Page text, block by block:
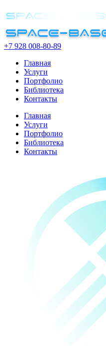
+7 928 008-80-89
Главная
Услуги
Портфолио
Библиотека
Контакты
Главная
Услуги
Портфолио
Библиотека
Контакты